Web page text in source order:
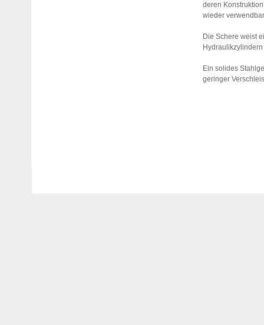
deren
wieder
Die Schere weist
Ein solides
geringer